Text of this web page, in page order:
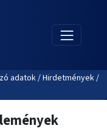
adatok / Hirdetmények /